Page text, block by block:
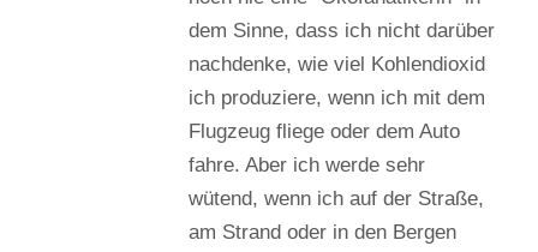
dem Sinne, dass ich nicht darüber
nachdenke, wie viel Kohlendioxid
ich produziere, wenn ich mit dem
Flugzeug fliege oder dem Auto
fahre. Aber ich werde sehr
wütend, wenn ich auf der Straße,
am Strand oder in den Bergen